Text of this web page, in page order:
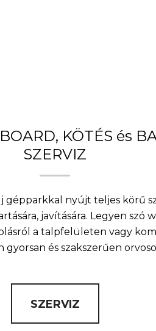
KÖTÉS és
SZERVIZ
gépparkkal nyújt teljes körű
javítására. Legyen szó
a talpfelületen vagy
gyorsan és szakszerűen
SZERVIZ